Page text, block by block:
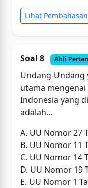
Lihat Pembahasan
Soal 8 Ahli
Undang-
utama
Indonesia yang
adalah...
A. UU Nomor 27
B. UU Nomor 11
C. UU Nomor 14
D. UU Nomor 19
E. UU Nomor 1